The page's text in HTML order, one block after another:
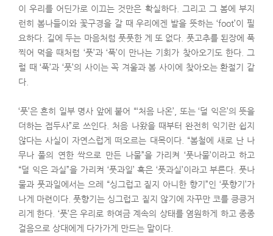
이 우리를 어딘가로 이끄는 것만은 확실하다. 그리고 그 봄에 부지
런히 봄나들이와 꽃구경을 갈 때 우리에겐 발을 뜻하는 ‘foot’이 필
요하다. 길에 두는 마음처럼 풋풋한 게 또 없다. 풋고추를 된장에 푹
찍어 먹을 때처럼 ‘풋’과 ‘푹’이 만나는 기회가 찾아오기도 한다. 그
럴 때 ‘푹’과 ‘풋’의 사이는 꼭 겨울과 봄 사이에 찾아오는 환절기 같
다.
‘풋’은 흔히 일부 명사 앞에 붙어 “‘처음 나온’, 또는 ‘덜 익은’의 뜻을
더하는 접두사”로 쓰인다. 처음 나왔을 때부터 완전히 익기란 쉽지
않다는 사실이 자연스럽게 떠오르는 대목이다. “봄철에 새로 난 나
무나 풀의 연한 싹으로 만든 나물”을 가리켜 ‘풋나물’이라고 하고
“덜 익은 과실”을 가리켜 ‘풋과일’ 혹은 ‘풋과실’이라고 부른다. 풋나
물과 풋과일에서는 으레 “싱그럽고 짙지 아니한 향기”인 ‘풋향기’가
나게 마련이다. 풋향기는 싱그럽고 짙지 않기에 자꾸만 코를 킁킁거
리게 한다. ‘풋’은 우리로 하여금 계속의 상태를 염원하게 하고 종종
걸음으로 상대에게 다가가게 만드는 말이다.